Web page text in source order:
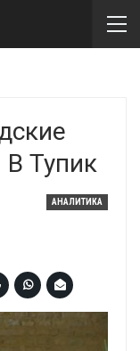
Тупик
АНАЛИТИКА